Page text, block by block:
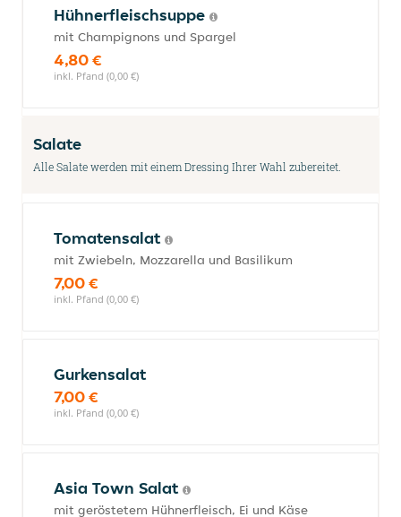
Hühnerfleischsuppe
mit Champignons und Spargel
4,80 €
inkl. Pfand (0,00 €)
Salate
Alle Salate werden mit einem Dressing Ihrer Wahl zubereitet.
Tomatensalat
mit Zwiebeln, Mozzarella und Basilikum
7,00 €
inkl. Pfand (0,00 €)
Gurkensalat
7,00 €
inkl. Pfand (0,00 €)
Asia Town Salat
mit geröstetem Hühnerfleisch, Ei und Käse